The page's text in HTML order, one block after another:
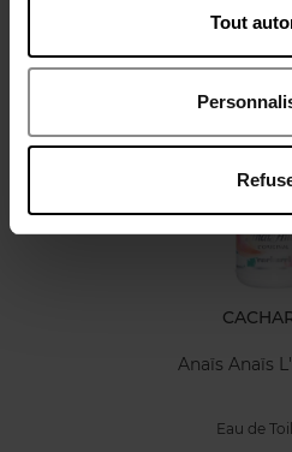
Tout
Beleid inzake
Nog iets
Anaïs Anaïs
Eau de